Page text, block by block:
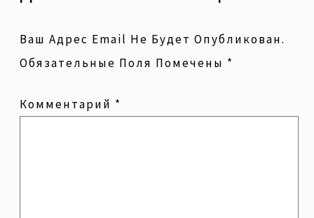
Ваш Адрес Email Не Будет Опубликован.
Обязательные Поля Помечены *
Комментарий *